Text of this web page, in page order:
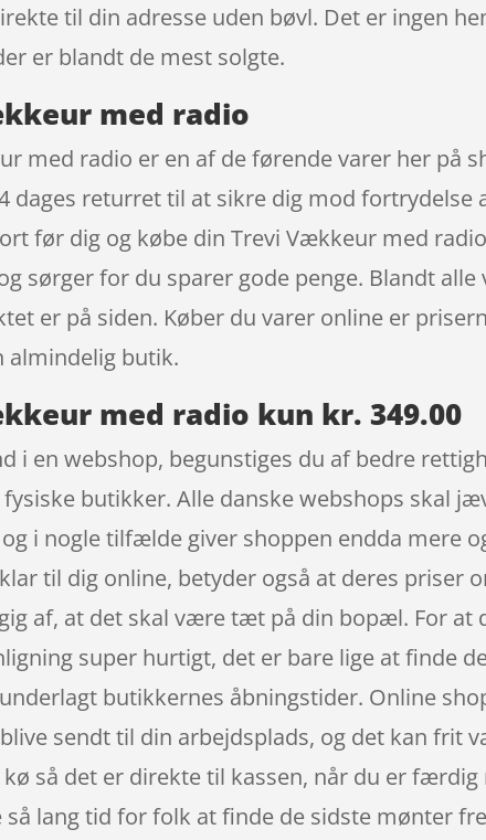
til din adresse uden bøvl. Det er ingen
er blandt de mest solgte.
med radio
med radio er en af de førende varer her på
dages returret til at sikre dig mod
før dig og købe din Trevi Vækkeur med
sørger for du sparer gode penge. Blandt
er på siden. Køber du varer online er
almindelig butik.
med radio kun kr. 349.00
i en webshop, begunstiges du af bedre
butikker. Alle danske webshops skal
i nogle tilfælde giver shoppen endda mere
til dig online, betyder også at deres priser
af, at det skal være tæt på din bopæl. For at
super hurtigt, det er bare lige at finde
butikkernes åbningstider. Online
sendt til din arbejdsplads, og det kan frit
så det er direkte til kassen, når du er
så lang tid for folk at finde de sidste mønter